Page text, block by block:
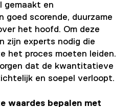
gemaakt en
goed scorende, duurzame
het hoofd. Om deze
zijn experts nodig die
het proces moeten leiden.
dat de kwantitatieve
en soepel verloopt.
waardes bepalen met